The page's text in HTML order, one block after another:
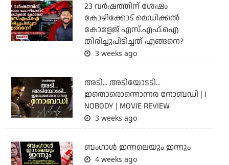
23 വർഷത്തിന് ശേഷം
കോഴിക്കോട് മെഡിക്കൽ
കോളേജ് എസ്.എഫ്.ഐ
തിരിച്ചുപിടിച്ചത് എങ്ങനെ?
3 weeks ago
അടി... അടിയോടടി...
ഇതൊരൊന്നൊന്നര നോബഡി | I
NOBODY | MOVIE REVIEW
3 weeks ago
ബംഗാള്‍ ഇന്നലെയും ഇന്നും
4 weeks ago